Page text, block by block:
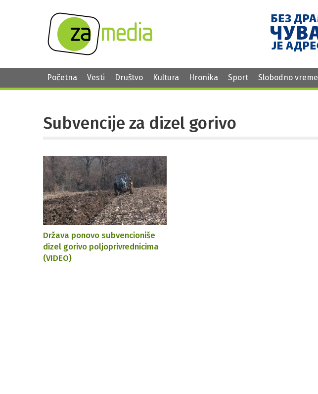
Početna Vesti Društvo Kultura Hronika Sport Slobodno vreme
Subvencije za dizel gorivo
Država ponovo subvencioniše
dizel gorivo poljoprivrednicima
(VIDEO)